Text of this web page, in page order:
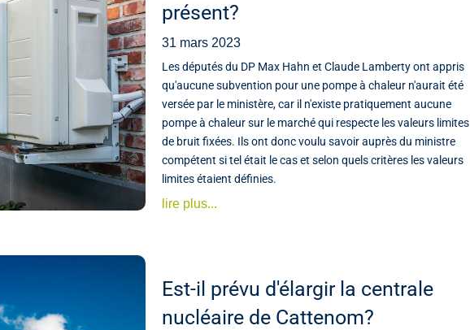
présent?
31 mars 2023
Les députés du DP Max Hahn et Claude Lamberty ont appris
qu'aucune subvention pour une pompe à chaleur n'aurait été
versée par le ministère, car il n'existe pratiquement aucune
pompe à chaleur sur le marché qui respecte les valeurs limites
de bruit fixées. Ils ont donc voulu savoir auprès du ministre
compétent si tel était le cas et selon quels critères les valeurs
limites étaient définies.
lire plus...
Est-il prévu d'élargir la centrale
nucléaire de Cattenom?